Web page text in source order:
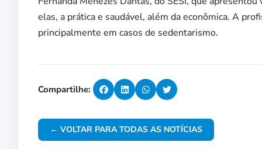
elas, a prática e saudável, além da econômica. A
principalmente em casos de sedentarismo.
Compartilhe:
← VOLTAR PARA TODAS AS NOTÍCIAS